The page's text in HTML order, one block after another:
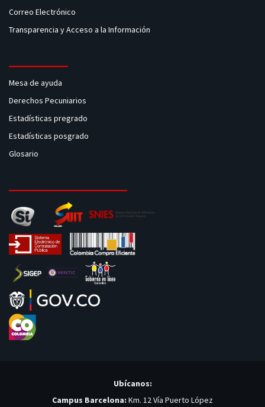
Correo Electrónico
Transparencia y Acceso a la Información
Mesa de ayuda
Derechos Pecuniarios
Estadísticas pregrado
Estadísticas posgrado
Glosario
Ubícanos:
Campus Barcelona: Km. 12 Vía Puerto López